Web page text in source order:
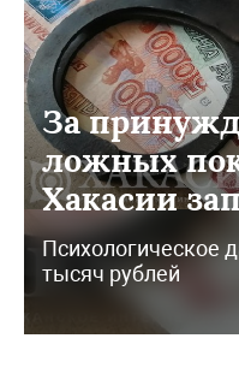
За
ложных
Хакасии
Психологическое
тысяч рублей